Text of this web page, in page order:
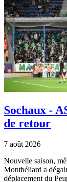
Sochaux -
de retour
7 août 2026
Nouvelle saison,
Montbéliard a
déplacement du